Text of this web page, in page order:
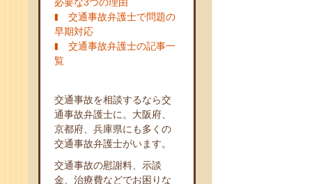
交通事故弁護士で問題の
早期対応
交通事故弁護士の記事一
覧
交通事故を相談するなら交
通事故弁護士に。大阪府、
京都府、兵庫県にも多くの
交通事故弁護士がいます。
交通事故の慰謝料、示談
金、治療費などでお困りな